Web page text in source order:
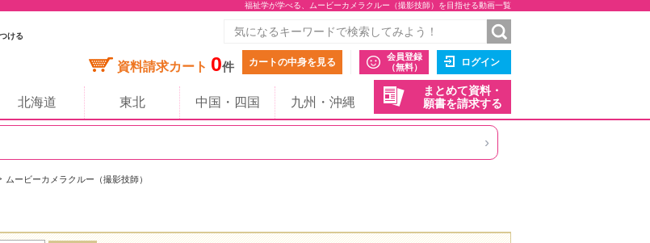
福祉学が学べる、ムービーカメラクルー（撮影技師）を目指せる動画一覧
ける
資料請求カート 0件 カートの中身を見る
会員登録
（無料）
ログイン
まとめて資料・
願書を請求する
北海道 東北 中国・四国 九州・沖縄
›
ムービーカメラクルー（撮影技師）